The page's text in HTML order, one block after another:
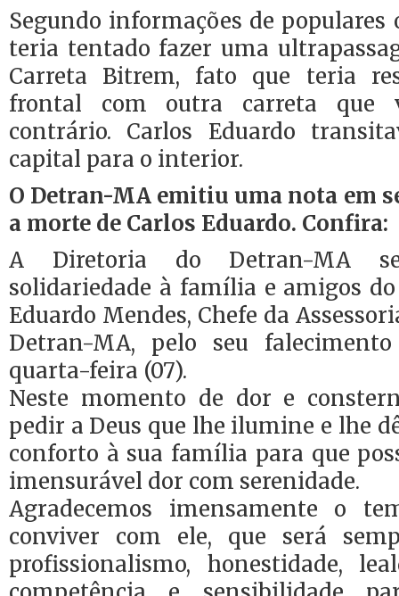
Segundo informações de populares
teria tentado fazer uma
Carreta Bitrem, fato que teria
frontal com outra carreta que
contrário. Carlos Eduardo
capital para o interior.
O Detran-MA emitiu uma nota em
a morte de Carlos Eduardo. Confira:
A Diretoria do Detran-MA
solidariedade à família e amigos
Eduardo Mendes, Chefe da
Detran-MA, pelo seu
quarta-feira (07).
Neste momento de dor e
pedir a Deus que lhe ilumine e lhe
conforto à sua família para que
imensurável dor com serenidade.
Agradecemos imensamente o
conviver com ele, que será
profissionalismo, honestidade,